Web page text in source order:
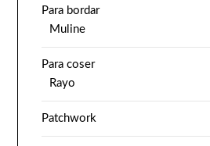
Para bordar
Muline
Para coser
Rayo
Patchwork